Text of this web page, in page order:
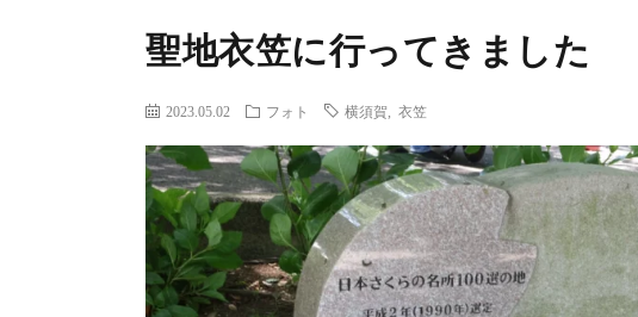
聖地衣笠に行ってきました
2023.05.02 フォト 横須賀 衣笠